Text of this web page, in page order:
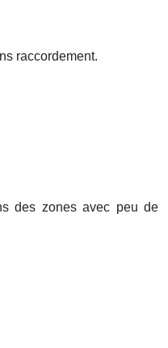
raccordement.
des zones avec peu de